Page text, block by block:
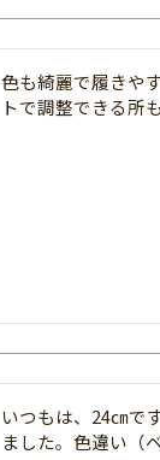
色も綺麗で履きや
トで調整できる所
いつもは、24㎝で